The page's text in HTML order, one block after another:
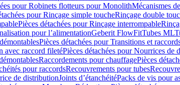
pour Robinets flotteurs pour MonolithMécanismes
pour Rinçage simple toucheRinçage double
Pièces détachées pour Rinçage interrompable
pour l’alimentationGeberit FlowFitTubes ML
Pièces détachées pour Transitions et
avec raccord filetéPièces détachées pour Nourrices
Raccordements pour chauffagePièces
pour raccordsRecouvrements pour tubes
de distributionJoints d’étanchéitéPacks de vis pour